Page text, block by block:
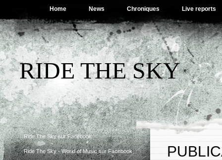
Home News Chroniques Live reports
RIDE THE SKY
Ride The Sky sur Facebook
Ride The Sky - World of Music sur Facebook